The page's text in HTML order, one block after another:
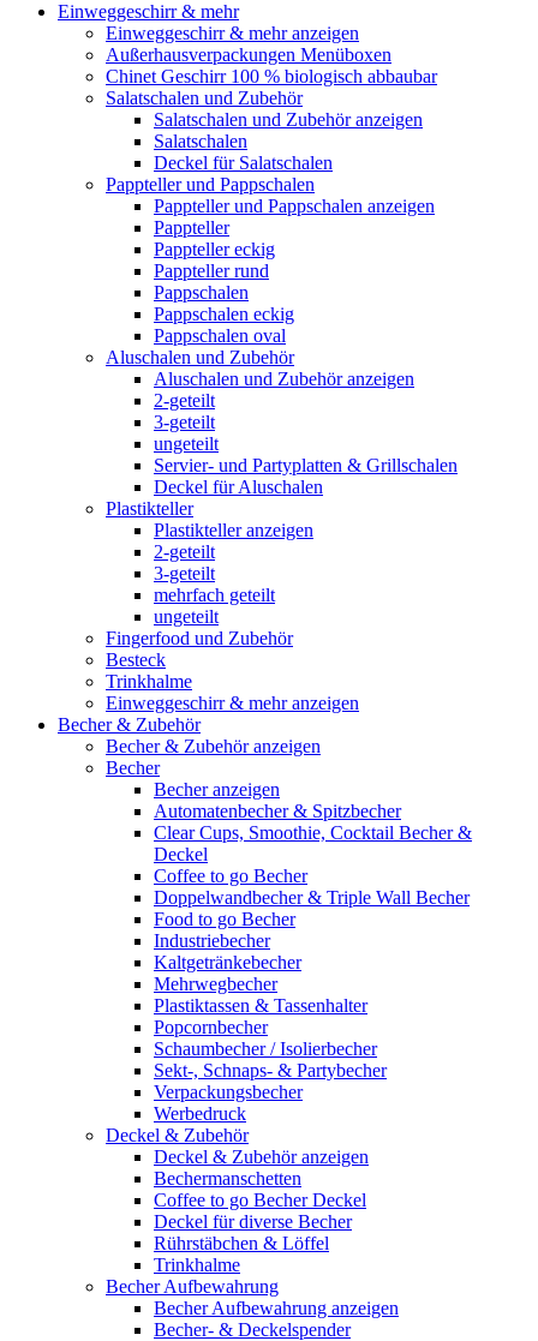
Einweggeschirr & mehr
Einweggeschirr & mehr anzeigen
Außerhausverpackungen Menüboxen
Chinet Geschirr 100 % biologisch abbaubar
Salatschalen und Zubehör
Salatschalen und Zubehör anzeigen
Salatschalen
Deckel für Salatschalen
Pappteller und Pappschalen
Pappteller und Pappschalen anzeigen
Pappteller
Pappteller eckig
Pappteller rund
Pappschalen
Pappschalen eckig
Pappschalen oval
Aluschalen und Zubehör
Aluschalen und Zubehör anzeigen
2-geteilt
3-geteilt
ungeteilt
Servier- und Partyplatten & Grillschalen
Deckel für Aluschalen
Plastikteller
Plastikteller anzeigen
2-geteilt
3-geteilt
mehrfach geteilt
ungeteilt
Fingerfood und Zubehör
Besteck
Trinkhalme
Einweggeschirr & mehr anzeigen
Becher & Zubehör
Becher & Zubehör anzeigen
Becher
Becher anzeigen
Automatenbecher & Spitzbecher
Clear Cups, Smoothie, Cocktail Becher &
Deckel
Coffee to go Becher
Doppelwandbecher & Triple Wall Becher
Food to go Becher
Industriebecher
Kaltgetränkebecher
Mehrwegbecher
Plastiktassen & Tassenhalter
Popcornbecher
Schaumbecher / Isolierbecher
Sekt-, Schnaps- & Partybecher
Verpackungsbecher
Werbedruck
Deckel & Zubehör
Deckel & Zubehör anzeigen
Bechermanschetten
Coffee to go Becher Deckel
Deckel für diverse Becher
Rührstäbchen & Löffel
Trinkhalme
Becher Aufbewahrung
Becher Aufbewahrung anzeigen
Becher- & Deckelspender